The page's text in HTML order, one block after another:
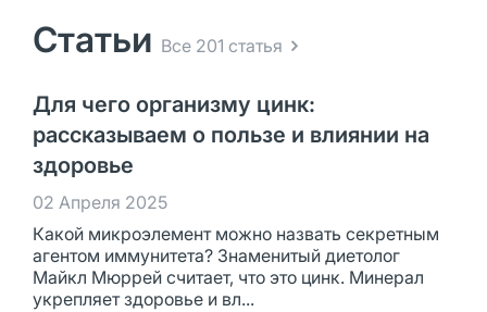
Статьи Все 201 статья
Для чего организму цинк:
рассказываем о пользе и влиянии на
здоровье
02 Апреля 2025
Какой микроэлемент можно назвать секретным
агентом иммунитета? Знаменитый диетолог
Майкл Мюррей считает, что это цинк. Минерал
укрепляет здоровье и вл...